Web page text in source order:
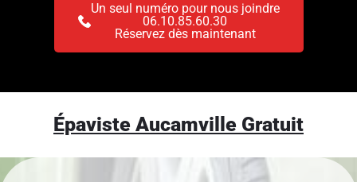
Un seul numéro pour nous joindre
06.10.85.60.30
Réservez dès maintenant
Épaviste Aucamville Gratuit